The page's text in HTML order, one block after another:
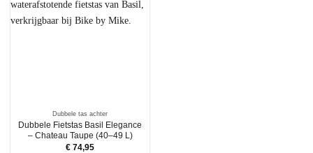
Dubbele tas achter
Dubbele Fietstas Basil Elegance
– Chateau Taupe (40–49 L)
€ 74,95